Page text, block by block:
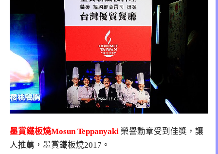
墨賞鐵板燒Mosun Teppanyaki 榮譽勳章受到佳獎，讓
人推薦，墨賞鐵板燒2017。